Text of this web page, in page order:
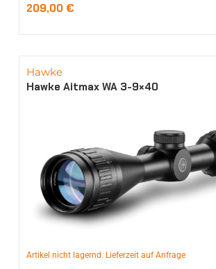
209,00 €
Hawke
Hawke Aitmax WA 3-9×40
Artikel nicht lagernd. Lieferzeit auf Anfrage